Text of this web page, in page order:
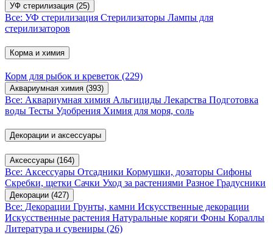
УФ стерилизация (25)
Все: УФ стерилизация Стерилизаторы Лампы для
стерилизаторов
Корма и химия
Корм для рыбок и креветок (229)
Аквариумная химия (393)
Все: Аквариумная химия Альгициды Лекарства Подготовка
воды Тесты Удобрения Химия для моря, соль
Декорации и аксессуары
Аксессуары (164)
Все: Аксессуары Отсадники Кормушки, дозаторы Сифоны
Скребки, щетки Сачки Уход за растениями Разное Градусники
Декорации (427)
Все: Декорации Грунты, камни Искусственные декорации
Искусственные растения Натуральные коряги Фоны Кораллы
Литература и сувениры (26)